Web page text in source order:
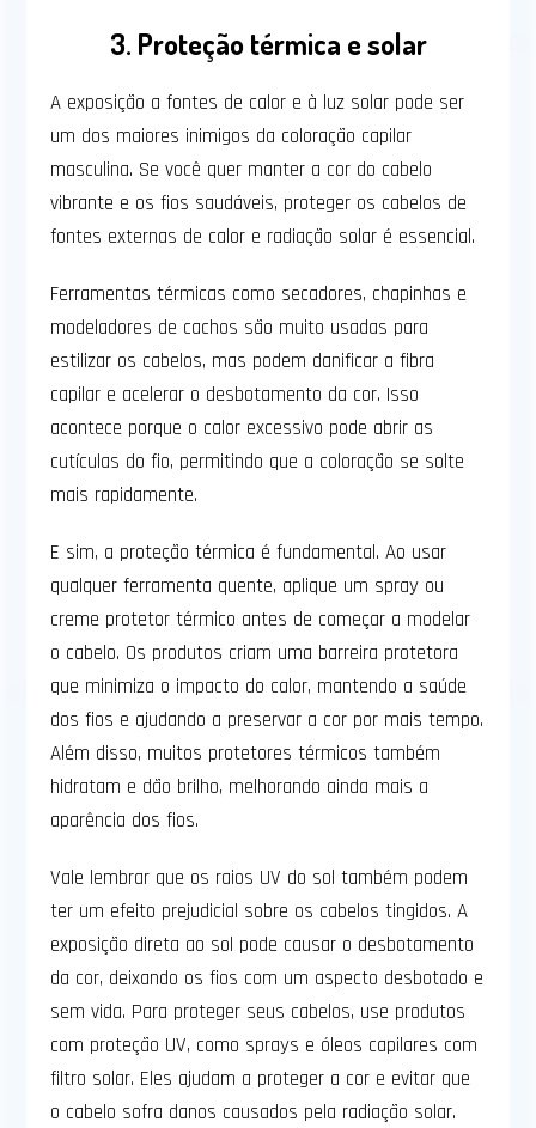
3. Proteção térmica e solar
A exposição a fontes de calor e à luz solar pode ser
um dos maiores inimigos da coloração capilar
masculina. Se você quer manter a cor do cabelo
vibrante e os fios saudáveis, proteger os cabelos de
fontes externas de calor e radiação solar é essencial.
Ferramentas térmicas como secadores, chapinhas e
modeladores de cachos são muito usadas para
estilizar os cabelos, mas podem danificar a fibra
capilar e acelerar o desbotamento da cor. Isso
acontece porque o calor excessivo pode abrir as
cutículas do fio, permitindo que a coloração se solte
mais rapidamente.
E sim, a proteção térmica é fundamental. Ao usar
qualquer ferramenta quente, aplique um spray ou
creme protetor térmico antes de começar a modelar
o cabelo. Os produtos criam uma barreira protetora
que minimiza o impacto do calor, mantendo a saúde
dos fios e ajudando a preservar a cor por mais tempo.
Além disso, muitos protetores térmicos também
hidratam e dão brilho, melhorando ainda mais a
aparência dos fios.
Vale lembrar que os raios UV do sol também podem
ter um efeito prejudicial sobre os cabelos tingidos. A
exposição direta ao sol pode causar o desbotamento
da cor, deixando os fios com um aspecto desbotado e
sem vida. Para proteger seus cabelos, use produtos
com proteção UV, como sprays e óleos capilares com
filtro solar. Eles ajudam a proteger a cor e evitar que
o cabelo sofra danos causados pela radiação solar.